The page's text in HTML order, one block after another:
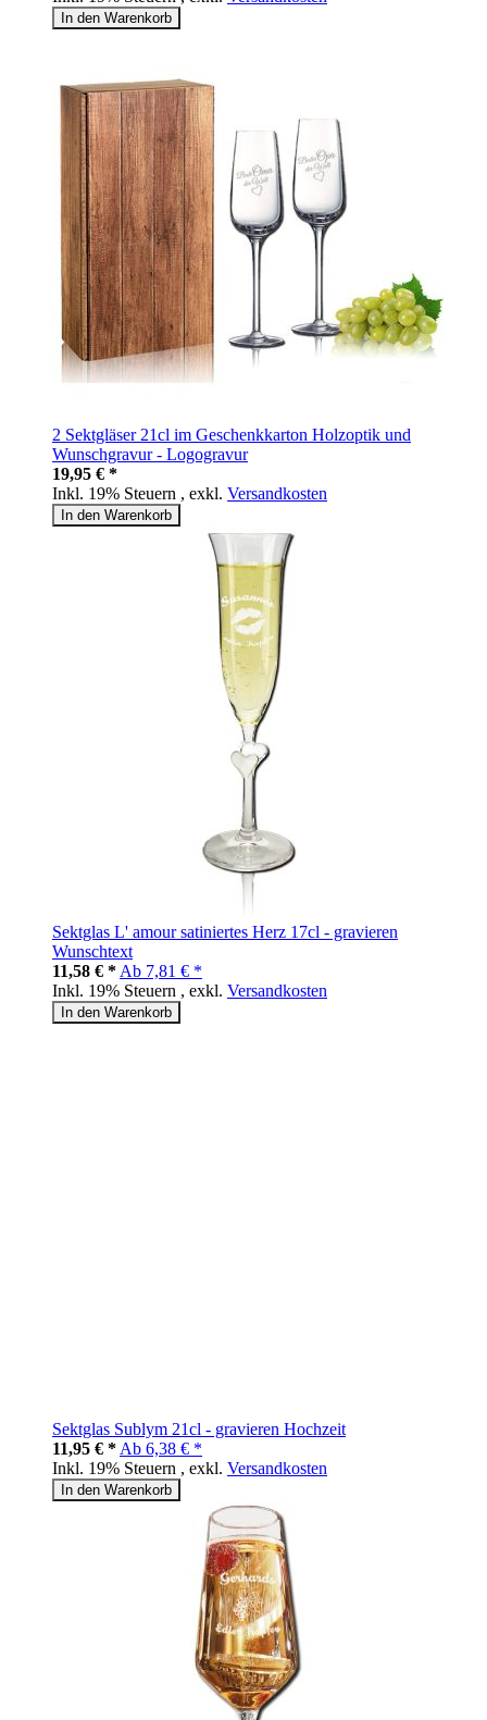
In den Warenkorb
2 Sektgläser 21cl im Geschenkkarton Holzoptik und
Wunschgravur - Logogravur
19,95 € *
Inkl. 19% Steuern , exkl. Versandkosten
In den Warenkorb
Sektglas L' amour satiniertes Herz 17cl - gravieren
Wunschtext
11,58 € * Ab 7,81 € *
Inkl. 19% Steuern , exkl. Versandkosten
In den Warenkorb
Sektglas Sublym 21cl - gravieren Hochzeit
11,95 € * Ab 6,38 € *
Inkl. 19% Steuern , exkl. Versandkosten
In den Warenkorb